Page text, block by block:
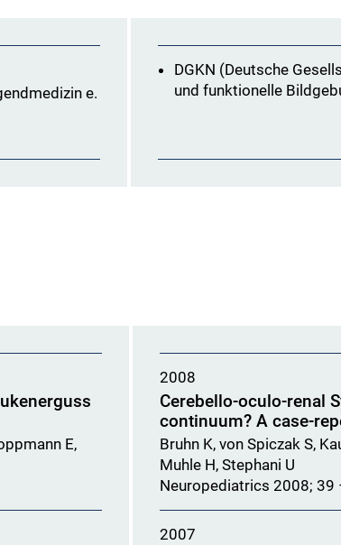
e.
DGKN (Deutsche
und funktionelle
E,
2008
Cerebello-oculo-renal
continuum? A case-
Bruhn K, von Spiczak S,
Muhle H, Stephani U
Neuropediatrics 2008; 39
2007